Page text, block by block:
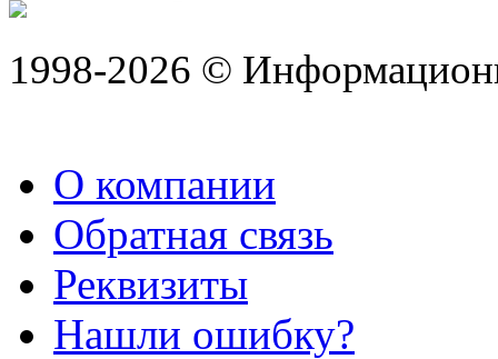
1998-2026 ©
О компании
Обратная связь
Реквизиты
Нашли ошибку?